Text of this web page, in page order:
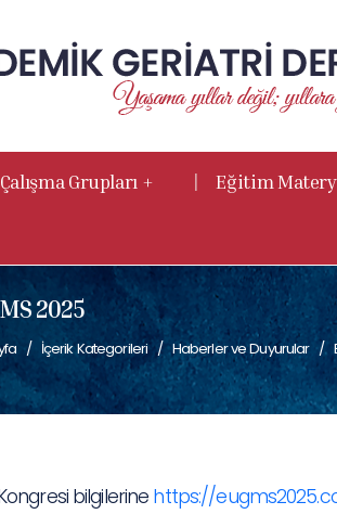
Çalışma Grupları + | Eğitim
2025
İçerik Kategorileri Haberler ve Duyurular
bilgilerine https://